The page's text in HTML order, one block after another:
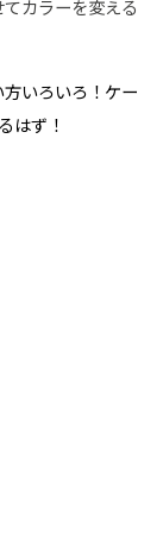
カラーを変える
いろいろ！ケー
はず！